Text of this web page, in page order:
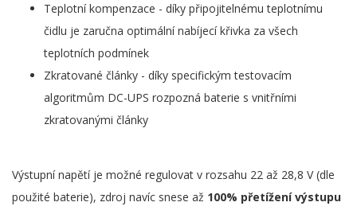
Teplotní kompenzace - díky připojitelnému teplotnímu
čidlu je zaručna optimální nabíjecí křivka za všech
teplotních podmínek
Zkratované články - díky specifickým testovacím
algoritmům DC-UPS rozpozná baterie s vnitřními
zkratovanými články
Výstupní napětí je možné regulovat v rozsahu 22 až 28,8 V (dle
použité baterie), zdroj navíc snese až 100% přetížení výstupu